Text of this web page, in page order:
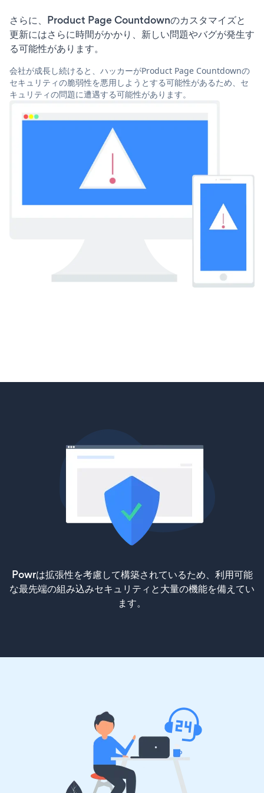
さらに、Product Page Countdownのカスタマイズと
更新にはさらに時間がかかり、新しい問題やバグが発生す
る可能性があります。
会社が成長し続けると、ハッカーがProduct Page Countdownの
セキュリティの脆弱性を悪用しようとする可能性があるため、セ
キュリティの問題に遭遇する可能性があります。
Powrは拡張性を考慮して構築されているため、利用可能
な最先端の組み込みセキュリティと大量の機能を備えてい
ます。